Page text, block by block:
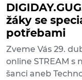
žáky se
potřebami
Zveme Vás 29.
online STREAM s
šanci aneb